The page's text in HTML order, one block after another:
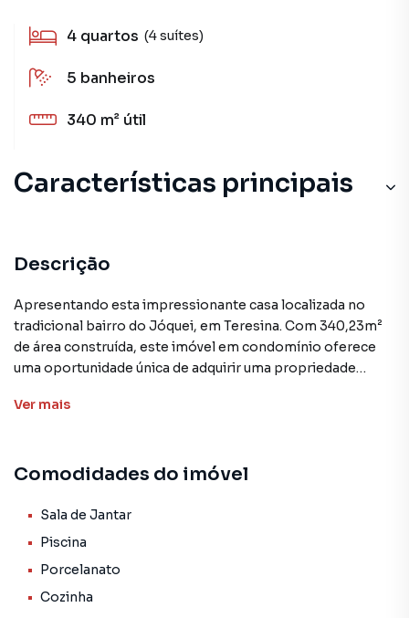
4 quartos (4 suítes)
5 banheiros
340 m² útil
Características principais
Descrição
Apresentando esta impressionante casa localizada no
tradicional bairro do Jóquei, em Teresina. Com 340,23m²
de área construída, este imóvel em condomínio oferece
uma oportunidade única de adquirir uma propriedade
privacidade aos moradores. A área social é composta por
moderna e uma área gourmet com churrasqueira e piscina
de 12m².
O imóvel possui acabamentos de alto padrão, incluindo
porcelanato Roca, louças e metais Deca, além de
Ver mais
Comodidades do imóvel
Sala de Jantar
Piscina
Porcelanato
Cozinha